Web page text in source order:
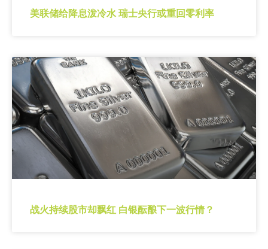
美联储给降息泼冷水 瑞士央行或重回零利率
战火持续股市却飘红 白银酝酿下一波行情？